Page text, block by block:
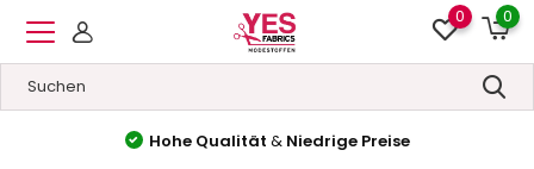
0 0
Hohe Qualität & Niedrige Preise